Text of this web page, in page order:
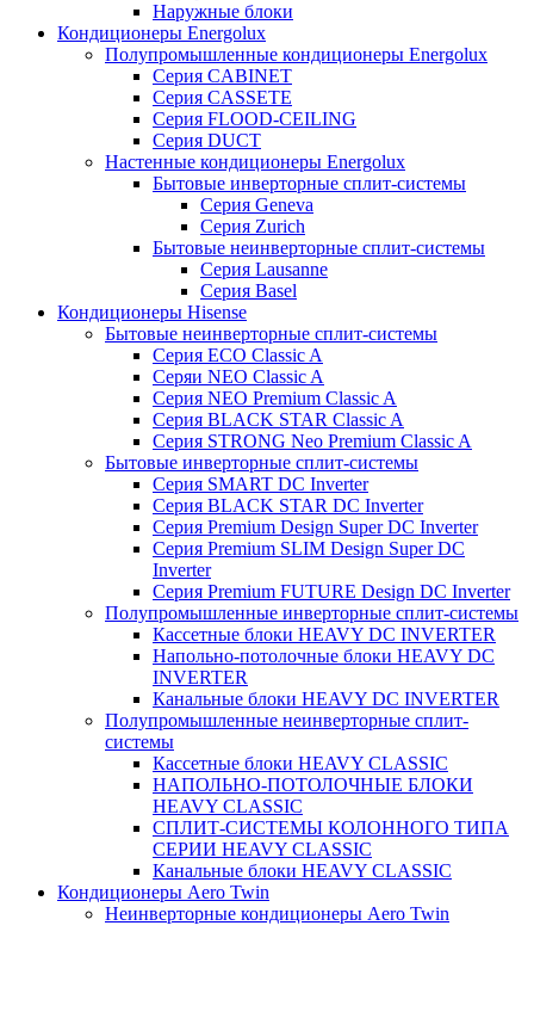
Наружные блоки
Кондиционеры Energolux
Полупромышленные кондиционеры Energolux
Серия CABINET
Серия CASSETE
Серия FLOOD-CEILING
Серия DUCT
Настенные кондиционеры Energolux
Бытовые инверторные сплит-системы
Серия Geneva
Серия Zurich
Бытовые неинверторные сплит-системы
Серия Lausanne
Серия Basel
Кондиционеры Hisense
Бытовые неинверторные сплит-системы
Серия ECO Classic A
Серяи NEO Classic A
Серия NEO Premium Classic A
Серия BLACK STAR Classic A
Серия STRONG Neo Premium Classic A
Бытовые инверторные сплит-системы
Серия SMART DC Inverter
Серия BLACK STAR DC Inverter
Серия Premium Design Super DC Inverter
Серия Premium SLIM Design Super DC
Inverter
Серия Premium FUTURE Design DC Inverter
Полупромышленные инверторные сплит-системы
Кассетные блоки HEAVY DC INVERTER
Напольно-потолочные блоки HEAVY DC
INVERTER
Канальные блоки HEAVY DC INVERTER
Полупромышленные неинверторные сплит-
системы
Кассетные блоки HEAVY CLASSIC
НАПОЛЬНО-ПОТОЛОЧНЫЕ БЛОКИ
HEAVY CLASSIC
СПЛИТ-СИСТЕМЫ КОЛОННОГО ТИПА
СЕРИИ HEAVY CLASSIC
Канальные блоки HEAVY CLASSIC
Кондиционеры Aero Twin
Неинверторные кондиционеры Aero Twin